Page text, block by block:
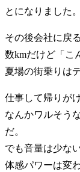
とになりました。
その後会社に戻る
数kmだけど「こ
夏場の街乗りは
仕事して帰りが
なんかワルそう
だ。
でも音量は少な
体感パワーは変